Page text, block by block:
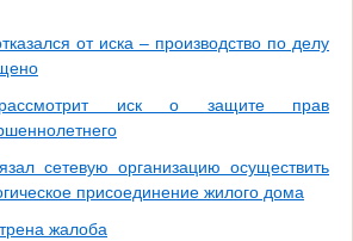
от иска – производство по делу
иск о защите прав
сетевую организацию осуществить
присоединение жилого дома
жалоба